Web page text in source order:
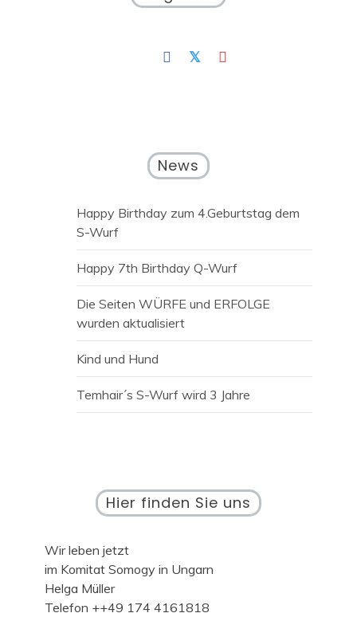
News
Happy Birthday zum 4.Geburtstag dem
S-Wurf
Happy 7th Birthday Q-Wurf
Die Seiten WÜRFE und ERFOLGE
wurden aktualisiert
Kind und Hund
Temhair´s S-Wurf wird 3 Jahre
Hier finden Sie uns
Wir leben jetzt
im Komitat Somogy in Ungarn
Helga Müller
Telefon ++49 174 4161818